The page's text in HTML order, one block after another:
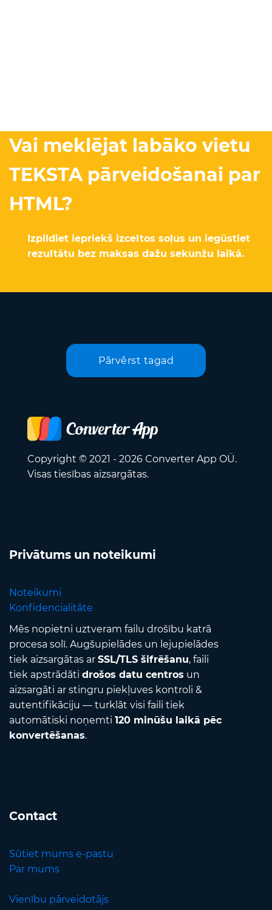
Vai meklējat labāko vietu
TEKSTA pārveidošanai par
HTML?
Izpildiet iepriekš izceltos soļus un iegūstiet
rezultātu bez maksas dažu sekunžu laikā.
Pārvērst tagad
Copyright © 2021 - 2026 Converter App OÜ.
Visas tiesības aizsargātas.
Privātums un noteikumi
Noteikumi
Konfidencialitāte
Mēs nopietni uztveram failu drošību katrā
procesa solī. Augšupielādes un lejupielādes
tiek aizsargātas ar SSL/TLS šifrēšanu, faili
tiek apstrādāti drošos datu centros un
aizsargāti ar stingru piekļuves kontroli &
autentifikāciju — turklāt visi faili tiek
automātiski noņemti 120 minūšu laikā pēc
konvertēšanas.
Contact
Sūtiet mums e-pastu
Par mums
Vienību pārveidotājs